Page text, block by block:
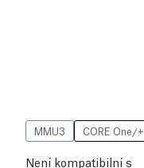
MMU3 CORE One/+
Není kompatibilní s